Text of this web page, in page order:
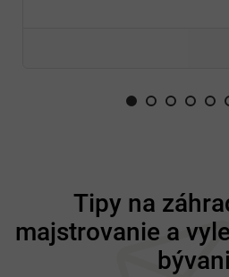
Tipy na
majstrovanie a